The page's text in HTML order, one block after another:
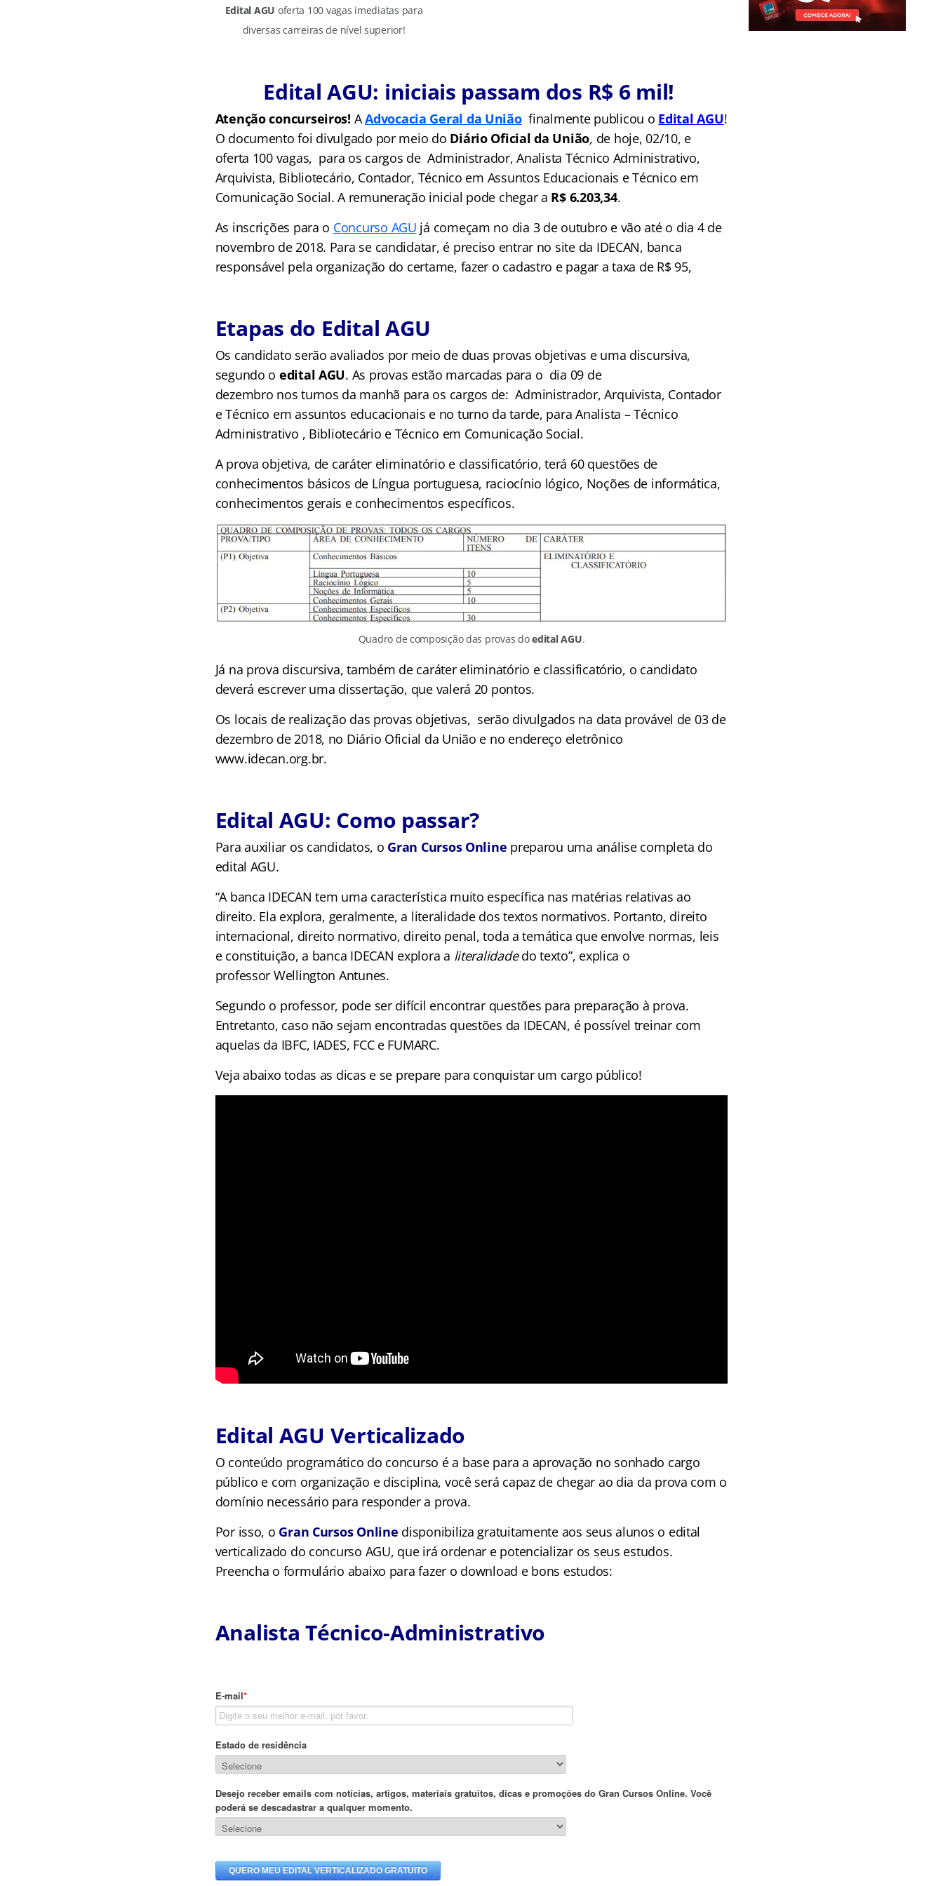
Edital AGU oferta 100 vagas imediatas para
diversas carreiras de nível superior!
Edital AGU: iniciais passam dos R$ 6 mil!
Atenção concurseiros! AAdvocacia Geral da União finalmente publicou o Edital AGU!
O documento foi divulgado por meio do Diário Oficial da União, de hoje, 02/10, e
oferta 100 vagas, para os cargos de Administrador, Analista Técnico Administrativo,
Arquivista, Bibliotecário, Contador, Técnico em Assuntos Educacionais e Técnico em
Comunicação Social. A remuneração inicial pode chegar a R$ 6.203,34.
As inscrições para o Concurso AGU já começam no dia 3 de outubro e vão até o dia 4 de
novembro de 2018. Para se candidatar, é preciso entrar no site da IDECAN, banca
responsável pela organização do certame, fazer o cadastro e pagar a taxa de R$ 95,
Etapas do Edital AGU
Os candidato serão avaliados por meio de duas provas objetivas e uma discursiva,
segundo o edital AGU. As provas estão marcadas para o dia 09 de
dezembro nos turnos da manhã para os cargos de: Administrador, Arquivista, Contador
e Técnico em assuntos educacionais e no turno da tarde, para Analista – Técnico
Administrativo , Bibliotecário e Técnico em Comunicação Social.
A prova objetiva, de caráter eliminatório e classificatório, terá 60 questões de
conhecimentos básicos de Língua portuguesa, raciocínio lógico, Noções de informática,
conhecimentos gerais e conhecimentos específicos.
Quadro de composição das provas doedital AGU.
Já na prova discursiva, também de caráter eliminatório e classificatório, o candidato
deverá escrever uma dissertação, que valerá 20 pontos.
Os locais de realização das provas objetivas, serão divulgados na data provável de 03 de
dezembro de 2018, no Diário Oficial da União e no endereço eletrônico
www.idecan.org.br.
Edital AGU: Como passar?
Para auxiliar os candidatos, o Gran Cursos Online preparou uma análise completa do
edital AGU.
“A banca IDECAN tem uma característica muito específica nas matérias relativas ao
direito. Ela explora, geralmente, a literalidade dos textos normativos. Portanto, direito
internacional, direito normativo, direito penal, toda a temática que envolve normas, leis
e constituição, a banca IDECAN explora a literalidadedo texto”, explica o
professor Wellington Antunes.
Segundo o professor, pode ser difícil encontrar questões para preparação à prova.
Entretanto, caso não sejam encontradas questões da IDECAN, é possível treinar com
aquelas da IBFC, IADES, FCC e FUMARC.
Veja abaixo todas as dicas e se prepare para conquistar um cargo público!
Edital AGU Verticalizado
O conteúdo programático do concurso é a base para a aprovação no sonhado cargo
público e com organização e disciplina, você será capaz de chegar ao dia da prova com o
domínio necessário para responder a prova.
Por isso, o Gran Cursos Online disponibiliza gratuitamente aos seus alunos o edital
verticalizado do concurso AGU, que irá ordenar e potencializar os seus estudos.
Preencha o formulário abaixo para fazer o download e bons estudos:
Analista Técnico-Administrativo